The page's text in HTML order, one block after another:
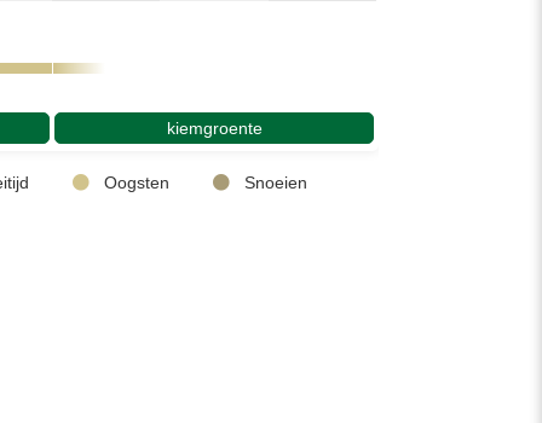
kiemgroente
Oogsten Snoeien